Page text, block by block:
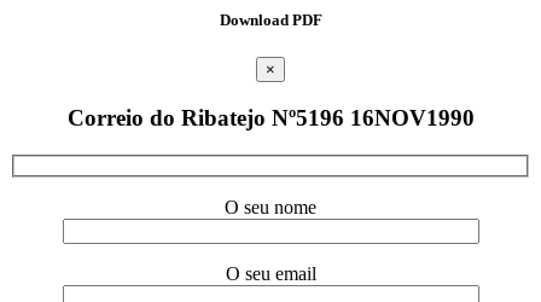
Download PDF
×
Correio do Ribatejo Nº5196 16NOV1990
O seu nome
O seu email